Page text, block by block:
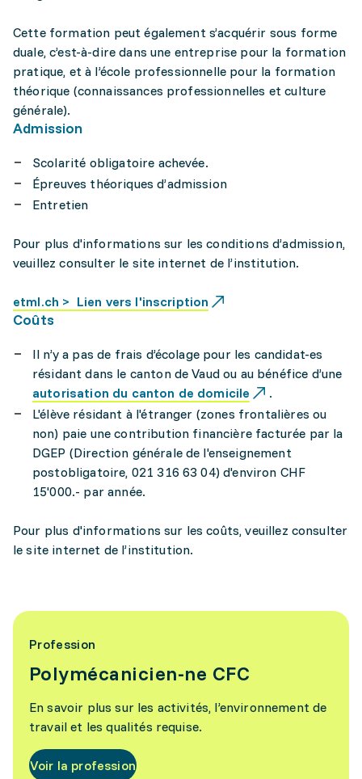
Cette formation peut également s’acquérir sous forme
duale, c’est-à-dire dans une entreprise pour la formation
pratique, et à l’école professionnelle pour la formation
théorique (connaissances professionnelles et culture
générale).
Admission
Scolarité obligatoire achevée.
Épreuves théoriques d’admission
Entretien
Pour plus d'informations sur les conditions d’admission,
veuillez consulter le site internet de l’institution.
etml.ch > Lien vers l'inscription
Coûts
Il n’y a pas de frais d’écolage pour les candidat-es
résidant dans le canton de Vaud ou au bénéfice d’une
autorisation du canton de domicile
.
L'élève résidant à l'étranger (zones frontalières ou
non) paie une contribution financière facturée par la
DGEP (Direction générale de l'enseignement
postobligatoire, 021 316 63 04) d'environ CHF
15'000.- par année.
Pour plus d'informations sur les coûts, veuillez consulter
le site internet de l’institution.
Profession
Polymécanicien-ne CFC
En savoir plus sur les activités, l’environnement de
travail et les qualités requise.
Voir la profession